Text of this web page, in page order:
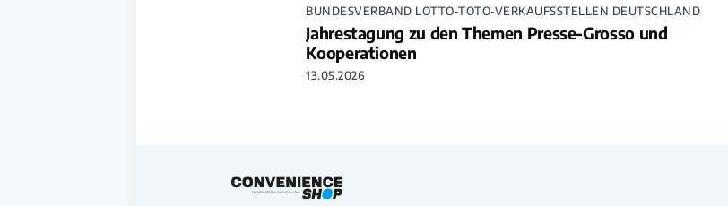
BUNDESVERBAND LOTTO‑TOTO‑VERKAUFSSTELLEN DEUTSCHLAND
Jahrestagung zu den Themen Presse-Grosso und
Kooperationen
13.05.2026